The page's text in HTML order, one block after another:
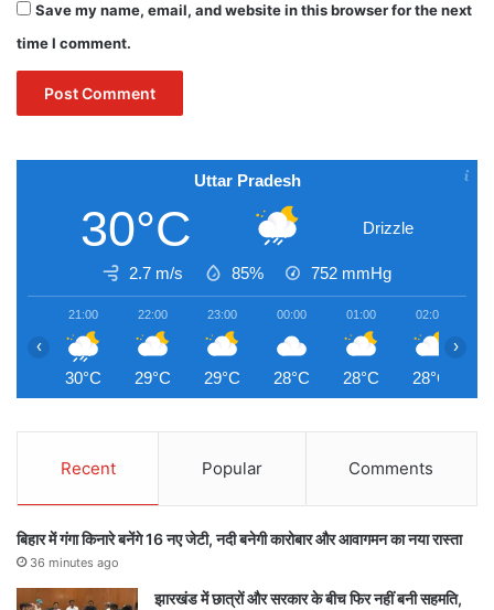
Save my name, email, and website in this browser for the next
time I comment.
Uttar Pradesh
30°C Drizzle
2.7 m/s 85% 752 mmHg
21:00
30°C
22:00
29°C
23:00
29°C
00:00
28°C
01:00
28°C
02:00
28°C
‹ ›
Recent Popular Comments
बिहार में गंगा किनारे बनेंगे 16 नए जेटी, नदी बनेगी कारोबार और आवागमन का नया रास्ता
36 minutes ago
झारखंड में छात्रों और सरकार के बीच फिर नहीं बनी सहमति,